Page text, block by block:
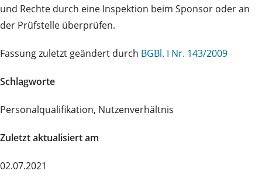
und Rechte durch eine Inspektion beim Sponsor oder an
der Prüfstelle überprüfen.
Fassung zuletzt geändert durch BGBl. I Nr. 143/2009
Schlagworte
Personalqualifikation, Nutzenverhältnis
Zuletzt aktualisiert am
02.07.2021